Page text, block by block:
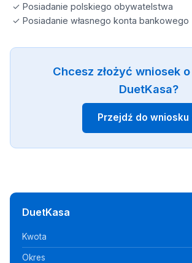
✓ Posiadanie polskiego obywatelstwa
✓ Posiadanie własnego konta bankowego
Chcesz złożyć wniosek
DuetKasa?
Przejdź do
DuetKasa
Kwota
Okres